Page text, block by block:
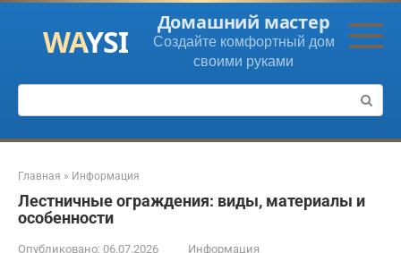
Перейти
контенту
Домашний мастер
Создайте комфортный дом
своими руками
Поиск:
Главная » Информация
Лестничные ограждения: виды, материалы и
особенности
Опубликовано: 06.07.2026 Информация